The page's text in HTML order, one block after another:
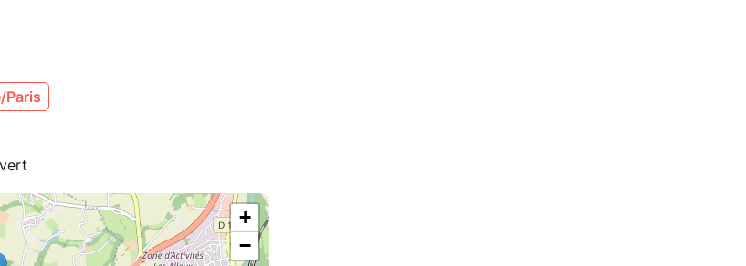
réserver
Paris
+
−